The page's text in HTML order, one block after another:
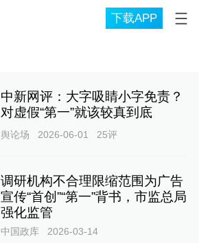
下载APP
中新网评：大字吸睛小字免责？
对虚假“第一”就该较真到底
舆论场 2026-06-01 25评
调研机构不合理限缩范围为广告
宣传“首创”“第一”背书，市监总局
强化监管
中国政库 2026-03-14